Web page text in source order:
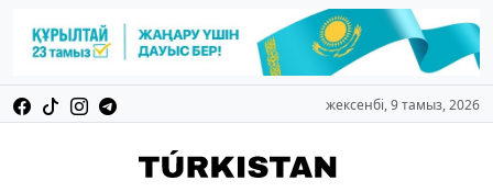
жексенбі, 9 тамыз, 2026